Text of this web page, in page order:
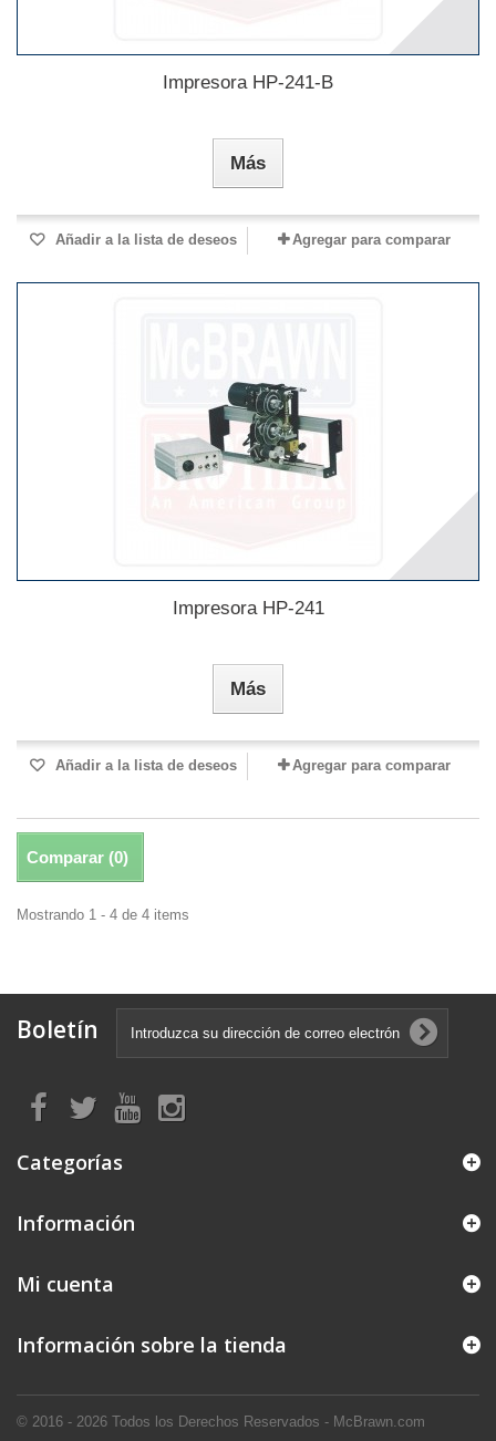
Impresora HP-241-B
Más
Añadir a la lista de deseos Agregar para comparar
Impresora HP-241
Más
Añadir a la lista de deseos Agregar para comparar
Comparar (0)
Mostrando 1 - 4 de 4 items
Boletín
Categorías
Información
© 2016 - 2026 Todos los Derechos Reservados - McBrawn.com
Mi cuenta
Información sobre la tienda